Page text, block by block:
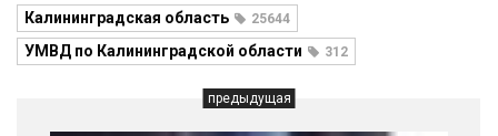
Калининградская область 25644
УМВД по Калининградской области 312
предыдущая